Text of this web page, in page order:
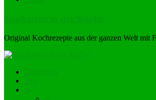
Original Kochrezepte aus der ganzen Welt mit